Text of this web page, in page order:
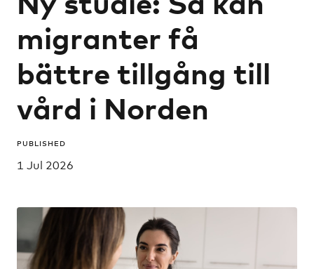
migranter få
bättre tillgång till
vård i Norden
PUBLISHED
1 Jul 2026